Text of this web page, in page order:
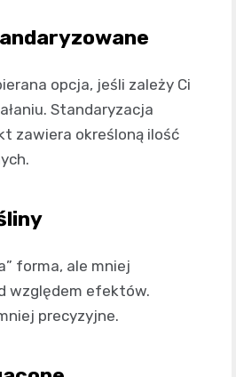
opcja, jeśli zależy Ci
Standaryzacja
zawiera określoną ilość
forma, ale mniej
względem efektów.
precyzyjne.